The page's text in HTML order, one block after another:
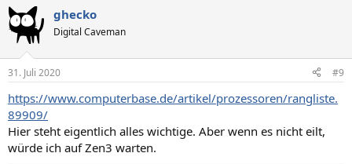
k
t
e
:
ghecko
Digital Caveman
31. Juli 2020 #9
https://www.computerbase.de/artikel/prozessoren/rangliste.
89909/
Hier steht eigentlich alles wichtige. Aber wenn es nicht eilt,
würde ich auf Zen3 warten.